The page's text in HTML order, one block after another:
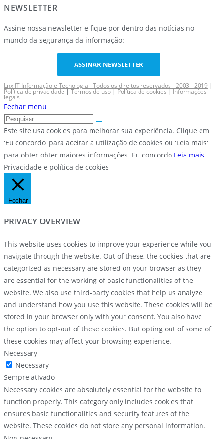
NEWSLETTER
Assine nossa newsletter e fique por dentro das notícias no
mundo da segurança da informação:
ASSINAR NEWSLETTER
Lnx-IT Informação e Tecnologia - Todos os direitos reservados - 2003 - 2019 |
Política de privacidade|Termos de uso|Política de cookies|Informações
legais
Fechar menu
Este site usa cookies para melhorar sua experiência. Clique em
'Eu concordo' para aceitar a utilização de cookies ou 'Leia mais'
para obter obter maiores informações. Eu concordo Leia mais
Privacidade e política de cookies
Fechar
PRIVACY OVERVIEW
This website uses cookies to improve your experience while you
navigate through the website. Out of these, the cookies that are
categorized as necessary are stored on your browser as they
are essential for the working of basic functionalities of the
website. We also use third-party cookies that help us analyze
and understand how you use this website. These cookies will be
stored in your browser only with your consent. You also have
the option to opt-out of these cookies. But opting out of some of
these cookies may affect your browsing experience.
Necessary
Necessary
Sempre ativado
Necessary cookies are absolutely essential for the website to
function properly. This category only includes cookies that
ensures basic functionalities and security features of the
website. These cookies do not store any personal information.